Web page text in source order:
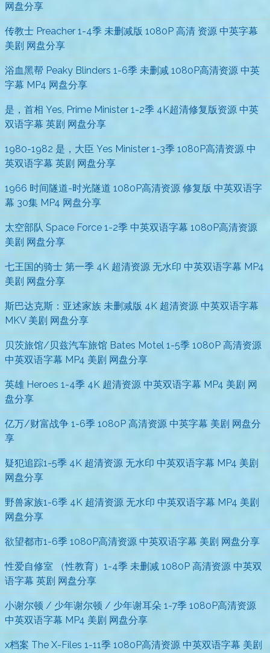
网盘分享
传教士 Preacher 1-4季 未删减版 1080P 高清 资源 中英字幕
美剧 网盘分享
浴血黑帮 Peaky Blinders 1-6季 未删减 1080P高清资源 中英
字幕 MP4 网盘分享
是，首相 Yes, Prime Minister 1-2季 4K超清修复版资源 中英
双语字幕 英剧 网盘分享
1980-1982 是，大臣 Yes Minister 1-3季 1080P高清资源 中
英双语字幕 英剧 网盘分享
1966 时间隧道-时光隧道 1080P高清资源 修复版 中英双语字
幕 30集 MP4 网盘分享
太空部队 Space Force 1-2季 中英双语字幕 1080P高清资源
美剧 网盘分享
七王国的骑士 第一季 4K 超清资源 无水印 中英双语字幕 MP4
美剧 网盘分享
斯巴达克斯：亚述家族 未删减版 4K 超清资源 中英双语字幕
MKV 美剧 网盘分享
贝茨旅馆/贝兹汽车旅馆 Bates Motel 1-5季 1080P 高清资源
中英双语字幕 MP4 美剧 网盘分享
英雄 Heroes 1-4季 4K 超清资源 中英双语字幕 MP4 美剧 网
盘分享
亿万/财富战争 1-6季 1080P 高清资源 中英字幕 美剧 网盘分
享
疑犯追踪1-5季 4K 超清资源 无水印 中英双语字幕 MP4 美剧
网盘分享
野兽家族1-6季 4K 超清资源 无水印 中英双语字幕 MP4 美剧
网盘分享
欲望都市1-6季 1080P高清资源 中英双语字幕 美剧 网盘分享
性爱自修室 （性教育）1-4季 未删减 1080P 高清资源 中英双
语字幕 英剧 网盘分享
小谢尔顿 / 少年谢尔顿 / 少年谢耳朵 1-7季 1080P高清资源
中英双语字幕 MP4 美剧 网盘分享
x档案 The X-Files 1-11季 1080P高清资源 中英双语字幕 美剧